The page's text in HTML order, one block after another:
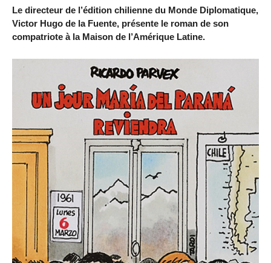
Le directeur de l’édition chilienne du Monde Diplomatique,
Victor Hugo de la Fuente, présente le roman de son
compatriote à la Maison de l’Amérique Latine.